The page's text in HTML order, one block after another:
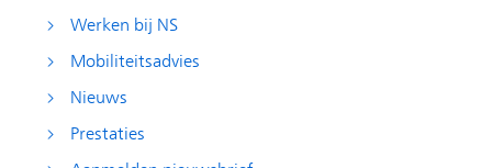
Werken bij NS
Mobiliteitsadvies
Nieuws
Prestaties